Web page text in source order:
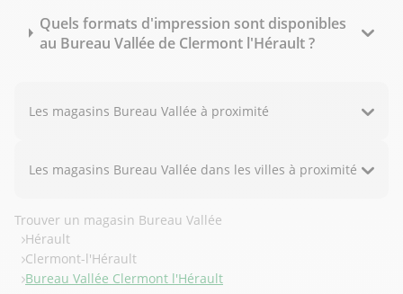
Quels formats d'impression sont disponibles
au Bureau Vallée de Clermont l'Hérault ?
Les magasins Bureau Vallée à proximité
Les magasins Bureau Vallée dans les villes à proximité
Trouver un magasin Bureau Vallée
Hérault
Clermont-l'Hérault
Bureau Vallée Clermont l'Hérault